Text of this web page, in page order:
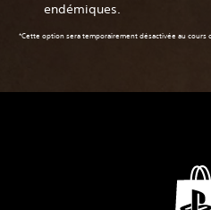
endémiques.
‎*Cette option sera temporairement désactivée au